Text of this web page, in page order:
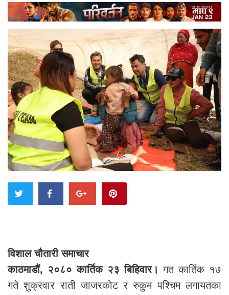
विशाल चौतारी समाचार
काठमाडौं, २०८० कार्तिक २३ बिहिवार। गत कार्तिक १७
गते शुक्रवार राती जाजरकोट र रुकुम पश्चिम लगायतका